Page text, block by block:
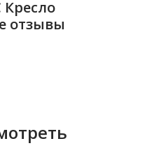
Кресло
отзывы